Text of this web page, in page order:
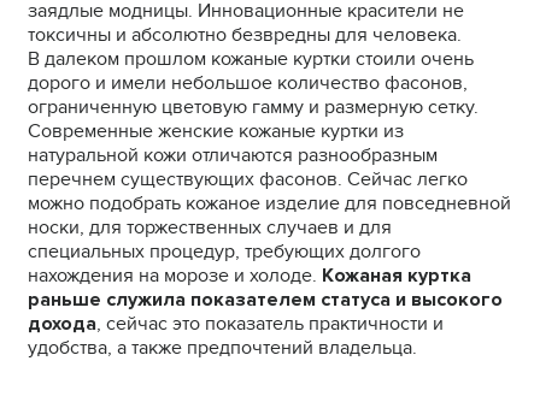
заядлые модницы. Инновационные красители не
токсичны и абсолютно безвредны для человека.
В далеком прошлом кожаные куртки стоили очень
дорого и имели небольшое количество фасонов,
ограниченную цветовую гамму и размерную сетку.
Современные женские кожаные куртки из
натуральной кожи отличаются разнообразным
перечнем существующих фасонов. Сейчас легко
можно подобрать кожаное изделие для повседневной
носки, для торжественных случаев и для
специальных процедур, требующих долгого
нахождения на морозе и холоде. Кожаная куртка
раньше служила показателем статуса и высокого
дохода, сейчас это показатель практичности и
удобства, а также предпочтений владельца.